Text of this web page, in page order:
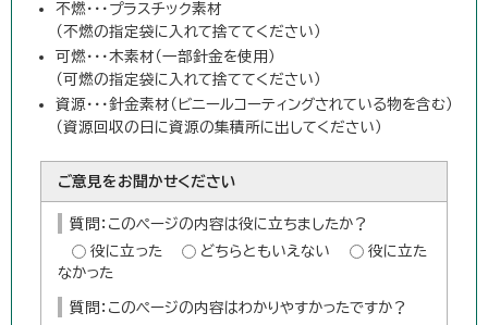
不燃・・・プラスチック素材
（不燃の指定袋に入れて捨ててください）
可燃・・・木素材（一部針金を使用）
（可燃の指定袋に入れて捨ててください）
資源・・・針金素材（ビニールコーティングされている物を含む）
（資源回収の日に資源の集積所に出してください）
ご意見をお聞かせください
質問：このページの内容は役に立ちましたか？
役に立った
どちらともいえない
役に立た
なかった
質問：このページの内容はわかりやすかったですか？